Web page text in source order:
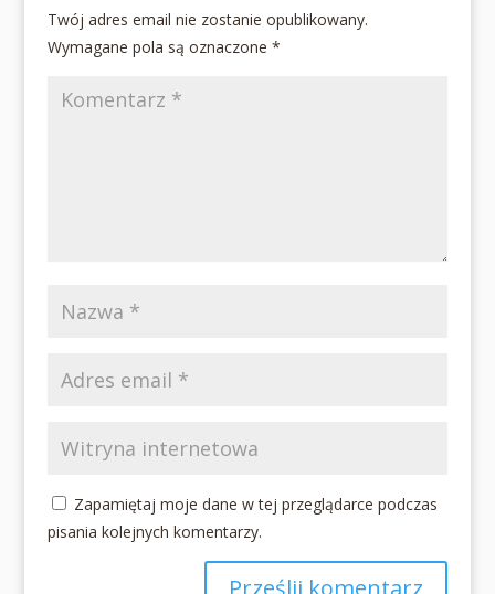
Twój adres email nie zostanie opublikowany.
Wymagane pola są oznaczone *
Zapamiętaj moje dane w tej przeglądarce podczas
pisania kolejnych komentarzy.